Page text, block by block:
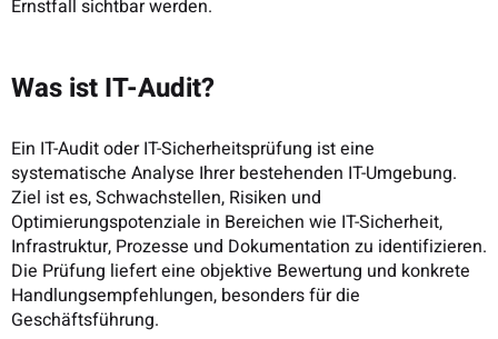
Ernstfall sichtbar werden.
Was ist IT-Audit?
Ein IT-Audit oder IT-Sicherheitsprüfung ist eine
systematische Analyse Ihrer bestehenden IT-Umgebung.
Ziel ist es, Schwachstellen, Risiken und
Optimierungspotenziale in Bereichen wie IT-Sicherheit,
Infrastruktur, Prozesse und Dokumentation zu identifizieren.
Die Prüfung liefert eine objektive Bewertung und konkrete
Handlungsempfehlungen, besonders für die
Geschäftsführung.